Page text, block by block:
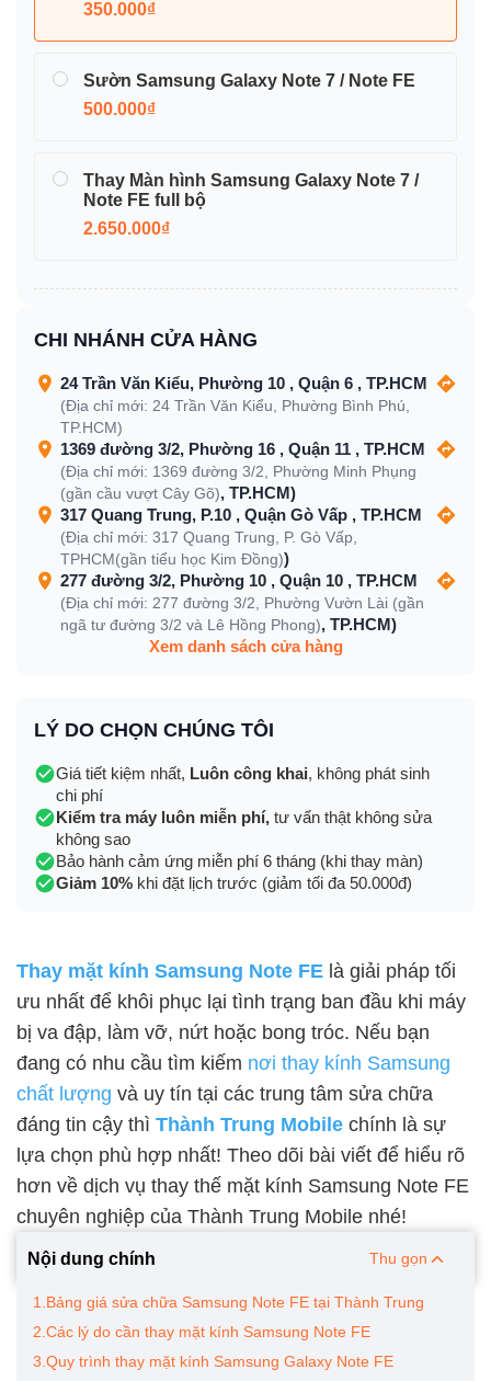
350.000₫
Sườn Samsung Galaxy Note 7 / Note FE
500.000₫
Thay Màn hình Samsung Galaxy Note 7 /
Note FE full bộ
2.650.000₫
CHI NHÁNH CỬA HÀNG
24 Trần Văn Kiểu, Phường 10 , Quận 6 , TP.HCM
(Địa chỉ mới: 24 Trần Văn Kiểu, Phường Bình Phú,
TP.HCM)
1369 đường 3/2, Phường 16 , Quận 11 , TP.HCM
(Địa chỉ mới: 1369 đường 3/2, Phường Minh Phụng
(gần cầu vượt Cây Gõ), TP.HCM)
317 Quang Trung, P.10 , Quận Gò Vấp , TP.HCM
(Địa chỉ mới: 317 Quang Trung, P. Gò Vấp,
TPHCM(gần tiểu học Kim Đồng))
277 đường 3/2, Phường 10 , Quận 10 , TP.HCM
(Địa chỉ mới: 277 đường 3/2, Phường Vườn Lài (gần
ngã tư đường 3/2 và Lê Hồng Phong), TP.HCM)
Xem danh sách cửa hàng
LÝ DO CHỌN CHÚNG TÔI
Giá tiết kiệm nhất, Luôn công khai, không phát sinh
chi phí
Kiểm tra máy luôn miễn phí, tư vấn thật không sửa
không sao
Bảo hành cảm ứng miễn phí 6 tháng (khi thay màn)
Giảm 10% khi đặt lịch trước (giảm tối đa 50.000đ)
Thay mặt kính Samsung Note FE là giải pháp tối
ưu nhất để khôi phục lại tình trạng ban đầu khi máy
bị va đập, làm vỡ, nứt hoặc bong tróc. Nếu bạn
đang có nhu cầu tìm kiếm nơi thay kính Samsung
chất lượng và uy tín tại các trung tâm sửa chữa
đáng tin cậy thì Thành Trung Mobile chính là sự
lựa chọn phù hợp nhất! Theo dõi bài viết để hiểu rõ
hơn về dịch vụ thay thế mặt kính Samsung Note FE
chuyên nghiệp của Thành Trung Mobile nhé!
Nội dung chính Thu gọn
1.Bảng giá sửa chữa Samsung Note FE tại Thành Trung
2.Các lý do cần thay mặt kính Samsung Note FE
3.Quy trình thay mặt kính Samsung Galaxy Note FE